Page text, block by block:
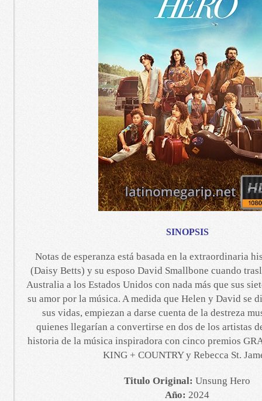
SINOPSIS
Notas de esperanza está basada en la extraordinaria
(Daisy Betts) y su esposo David Smallbone cuando
Australia a los Estados Unidos con nada más que sus
su amor por la música. A medida que Helen y David se
sus vidas, empiezan a darse cuenta de la destreza
quienes llegarían a convertirse en dos de los artistas
historia de la música inspiradora con cinco premios
KING + COUNTRY y Rebecca St.
Titulo Original: Unsung Hero
Año: 2024